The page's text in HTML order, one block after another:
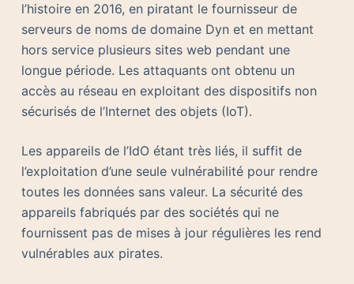
l’histoire en 2016, en piratant le fournisseur de
serveurs de noms de domaine Dyn et en mettant
hors service plusieurs sites web pendant une
longue période. Les attaquants ont obtenu un
accès au réseau en exploitant des dispositifs non
sécurisés de l’Internet des objets (IoT).
Les appareils de l’IdO étant très liés, il suffit de
l’exploitation d’une seule vulnérabilité pour rendre
toutes les données sans valeur. La sécurité des
appareils fabriqués par des sociétés qui ne
fournissent pas de mises à jour régulières les rend
vulnérables aux pirates.